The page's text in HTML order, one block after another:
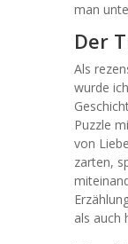
man
Der
Als
wurde
Puzzle
von
zarten,
als auch